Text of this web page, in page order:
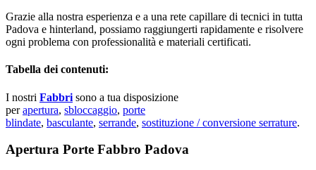
Grazie alla nostra esperienza e a una rete capillare di tecnici in tutta
Padova e hinterland, possiamo raggiungerti rapidamente e risolvere
ogni problema con professionalità e materiali certificati.
Tabella dei contenuti:
I nostri Fabbri sono a tua disposizione
perapertura, sbloccaggio, porte
blindate, basculante, serrande, sostituzione / conversione serrature.
Apertura Porte Fabbro Padova